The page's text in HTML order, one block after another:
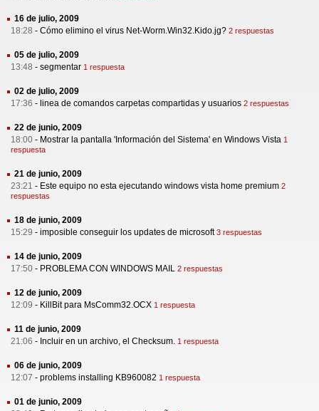
16 de julio, 2009
18:28 - Cómo elimino el virus Net-Worm.Win32.Kido.jg? 2 respuestas
05 de julio, 2009
13:48 - segmentar 1 respuesta
02 de julio, 2009
17:36 - linea de comandos carpetas compartidas y usuarios 2 respuestas
22 de junio, 2009
18:00 - Mostrar la pantalla 'Información del Sistema' en Windows Vista 1
respuesta
21 de junio, 2009
23:21 - Este equipo no esta ejecutando windows vista home premium 2
respuestas
18 de junio, 2009
15:29 - imposible conseguir los updates de microsoft 3 respuestas
14 de junio, 2009
17:50 - PROBLEMA CON WINDOWS MAIL 2 respuestas
12 de junio, 2009
12:09 - KillBit para MsComm32.OCX 1 respuesta
11 de junio, 2009
21:06 - Incluir en un archivo, el Checksum. 1 respuesta
06 de junio, 2009
12:07 - problems installing KB960082 1 respuesta
01 de junio, 2009